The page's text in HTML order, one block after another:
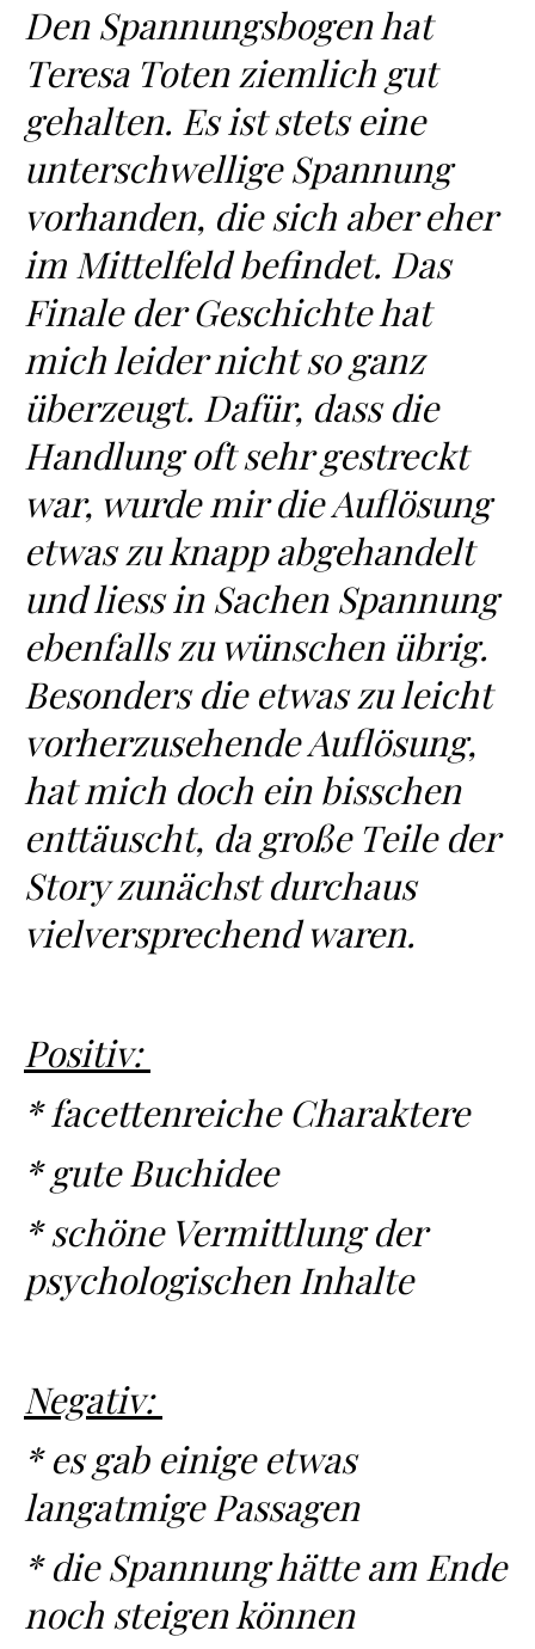
Den Spannungsbogen hat
Teresa Toten ziemlich gut
gehalten. Es ist stets eine
unterschwellige Spannung
vorhanden, die sich aber eher
im Mittelfeld befindet. Das
Finale der Geschichte hat
mich leider nicht so ganz
überzeugt. Dafür, dass die
Handlung oft sehr gestreckt
war, wurde mir die Auflösung
etwas zu knapp abgehandelt
und liess in Sachen Spannung
ebenfalls zu wünschen übrig.
Besonders die etwas zu leicht
vorherzusehende Auflösung,
hat mich doch ein bisschen
enttäuscht, da große Teile der
Story zunächst durchaus
vielversprechend waren.
Positiv:
* facettenreiche Charaktere
* gute Buchidee
* schöne Vermittlung der
psychologischen Inhalte
Negativ:
* es gab einige etwas
langatmige Passagen
* die Spannung hätte am Ende
noch steigen können